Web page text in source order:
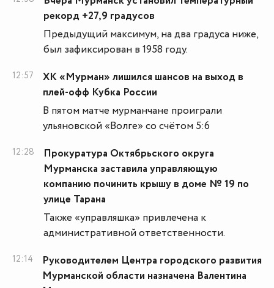
рекорд +27,9 градусов
Предыдущий максимум, на два градуса ниже,
был зафиксирован в 1958 году.
12:57
ХК «Мурман» лишился шансов на выход в
плей-офф Кубка России
В пятом матче мурманчане проиграли
ульяновской «Волге» со счётом 5:6
12:28
Прокуратура Октябрьского округа
Мурманска заставила управляющую
компанию починить крышу в доме № 19 по
улице Тарана
Также «управляшка» привлечена к
административной ответственности.
12:14
Руководителем Центра городского развития
Мурманской области назначена Валентина